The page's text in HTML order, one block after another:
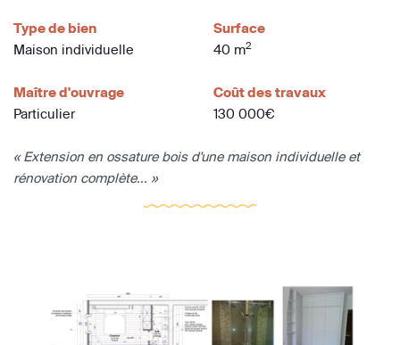
Type de bien
Maison individuelle
Surface
40 m2
Maître d'ouvrage
Particulier
Coût des travaux
130 000€
« Extension en ossature bois d'une maison individuelle et
rénovation complète... »